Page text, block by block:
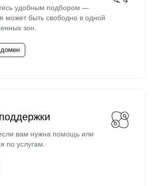
удобным подбором —
может быть свободно в одной
зон.
вам нужна помощь или
по услугам.